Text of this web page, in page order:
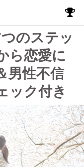
のステッ
ら恋愛に
男性不信
ック付き